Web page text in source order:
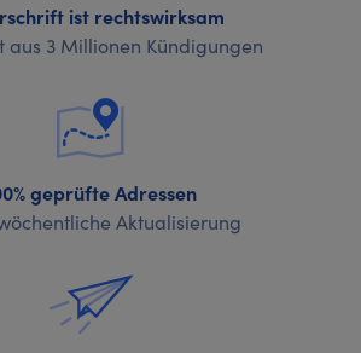
ist rechtswirksam
aus 3 Millionen Kündigungen
geprüfte Adressen
Aktualisierung